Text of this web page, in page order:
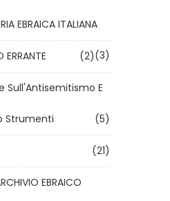
EBRAICA ITALIANA
(3)
ERRANTE (2)
Sull'Antisemitismo E
Strumenti (5)
(21)
EBRAICO